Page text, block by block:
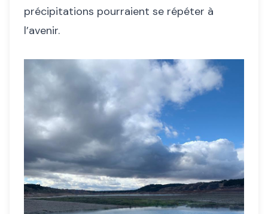
précipitations pourraient se répéter à
l’avenir.